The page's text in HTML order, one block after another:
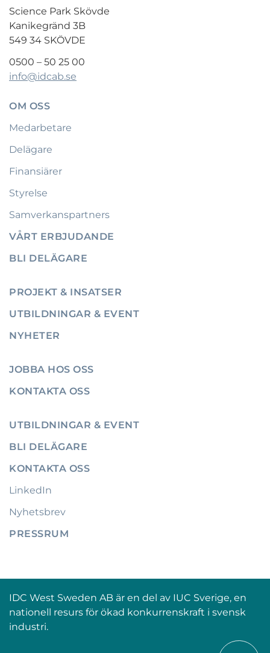
Science Park Skövde
Kanikegränd 3B
549 34 SKÖVDE
0500 – 50 25 00
info@idcab.se
OM OSS
Medarbetare
Delägare
Finansiärer
Styrelse
Samverkanspartners
VÅRT ERBJUDANDE
BLI DELÄGARE
PROJEKT & INSATSER
UTBILDNINGAR & EVENT
NYHETER
JOBBA HOS OSS
KONTAKTA OSS
UTBILDNINGAR & EVENT
BLI DELÄGARE
KONTAKTA OSS
LinkedIn
Nyhetsbrev
PRESSRUM
IDC West Sweden AB är en del av IUC Sverige, en
nationell resurs för ökad konkurrenskraft i svensk
industri.